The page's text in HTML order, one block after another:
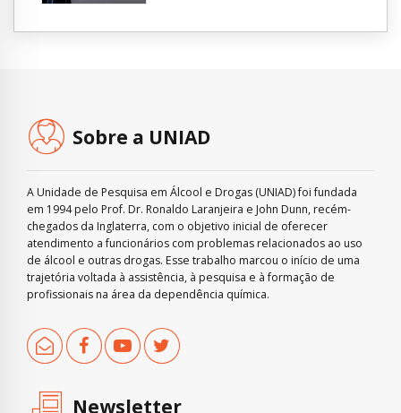
Sobre a UNIAD
A Unidade de Pesquisa em Álcool e Drogas (UNIAD) foi fundada
em 1994 pelo Prof. Dr. Ronaldo Laranjeira e John Dunn, recém-
chegados da Inglaterra, com o objetivo inicial de oferecer
atendimento a funcionários com problemas relacionados ao uso
de álcool e outras drogas. Esse trabalho marcou o início de uma
trajetória voltada à assistência, à pesquisa e à formação de
profissionais na área da dependência química.
Newsletter